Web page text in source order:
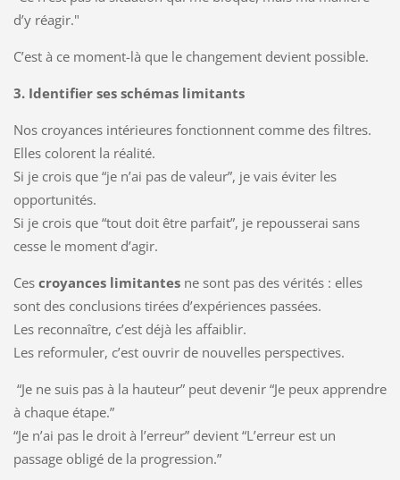
d’y réagir."
C’est à ce moment-là que le changement devient possible.
3. Identifier ses schémas limitants
Nos croyances intérieures fonctionnent comme des filtres.
Elles colorent la réalité.
Si je crois que “je n’ai pas de valeur”, je vais éviter les
opportunités.
Si je crois que “tout doit être parfait”, je repousserai sans
cesse le moment d’agir.
Ces croyances limitantesne sont pas des vérités : elles
sont des conclusions tirées d’expériences passées.
Les reconnaître, c’est déjà les affaiblir.
Les reformuler, c’est ouvrir de nouvelles perspectives.
“Je ne suis pas à la hauteur” peut devenir “Je peux apprendre
à chaque étape.”
“Je n’ai pas le droit à l’erreur” devient “L’erreur est un
passage obligé de la progression.”